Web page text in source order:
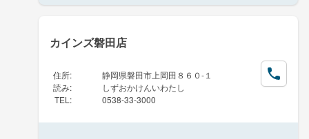
カインズ磐田店
住所:
静岡県磐田市上岡田８６０-１
読み:
しずおかけんいわたし
TEL : 0538-33-3000